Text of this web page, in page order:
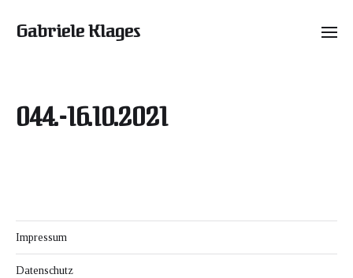
Gabriele Klages
044.-16.10.2021
Impressum
Datenschutz